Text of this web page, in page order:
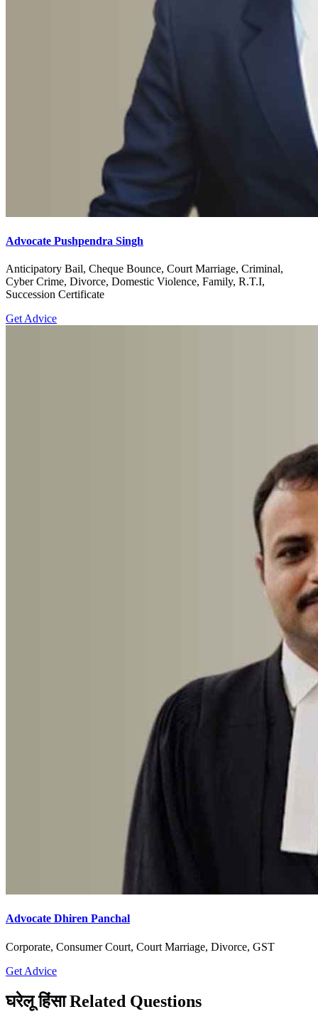
Advocate Pushpendra Singh
Anticipatory Bail, Cheque Bounce, Court Marriage, Criminal,
Cyber Crime, Divorce, Domestic Violence, Family, R.T.I,
Succession Certificate
Get Advice
Advocate Dhiren Panchal
Corporate, Consumer Court, Court Marriage, Divorce, GST
Get Advice
घरेलू हिंसा Related Questions